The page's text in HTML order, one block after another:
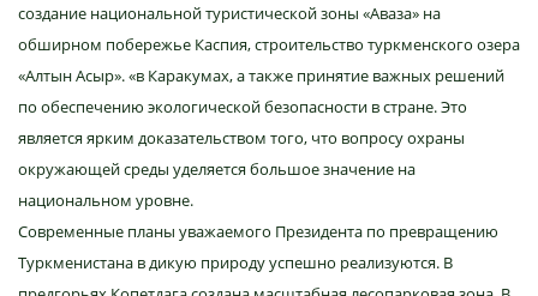
создание национальной туристической зоны «Аваза» на
обширном побережье Каспия, строительство туркменского озера
«Алтын Асыр». «в Каракумах, а также принятие важных решений
по обеспечению экологической безопасности в стране. Это
является ярким доказательством того, что вопросу охраны
окружающей среды уделяется большое значение на
национальном уровне.
Современные планы уважаемого Президента по превращению
Туркменистана в дикую природу успешно реализуются. В